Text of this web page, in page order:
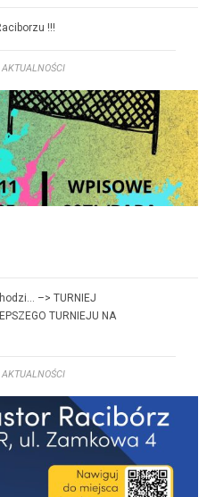
!!!
AKTU­AL­NOŚ­CI
–> TURNIEJ
TURNIEJU NA
AKTU­AL­NOŚ­CI